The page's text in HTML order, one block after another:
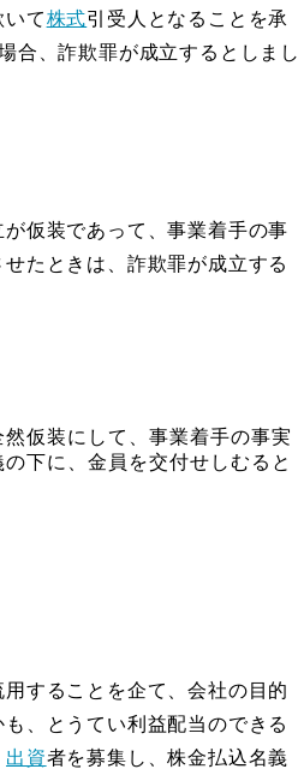
て株式引受人となることを承
合、詐欺罪が成立するとしまし
仮装であって、事業着手の事
たときは、詐欺罪が成立する
仮装にして、事業着手の事実
下に、金員を交付せしむると
することを企て、会社の目的
、とうてい利益配当のできる
出資者を募集し、株金払込名義